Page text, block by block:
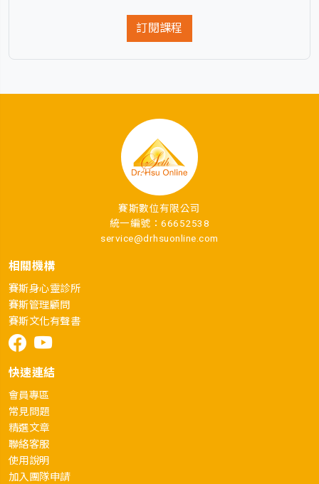
訂閱課程
賽斯數位有限公司
統一編號：66652538
service@drhsuonline.com
相關機構
賽斯身心靈診所
賽斯管理顧問
賽斯文化有聲書
快速連結
會員專區
常見問題
精選文章
聯絡客服
使用說明
加入團隊申請